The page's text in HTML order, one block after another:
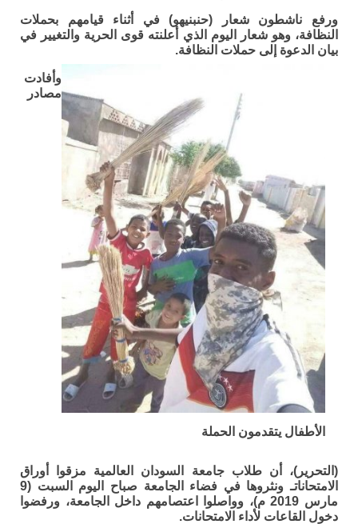
ورفع ناشطون شعار (حنبنيهو) في أثناء قيامهم بحملات
النظافة، وهو شعار اليوم الذي أعلنته قوى الحرية والتغيير في
بيان الدعوة إلى حملات النظافة.
الأطفال يتقدمون الحملة
وأفادت
مصادر
(التحرير)، أن طلاب جامعة السودان العالمية مزقوا أوراق
الامتحاناتـ ونثروها في فضاء الجامعة صباح اليوم السبت (9
مارس 2019 م)، وواصلوا اعتصامهم داخل الجامعة، ورفضوا
دخول القاعات لأداء الامتحانات.